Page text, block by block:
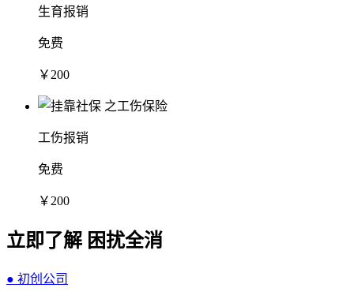
生育报销
免费
￥200
工伤报销
免费
￥200
立即了解 困扰全消
● 初创公司